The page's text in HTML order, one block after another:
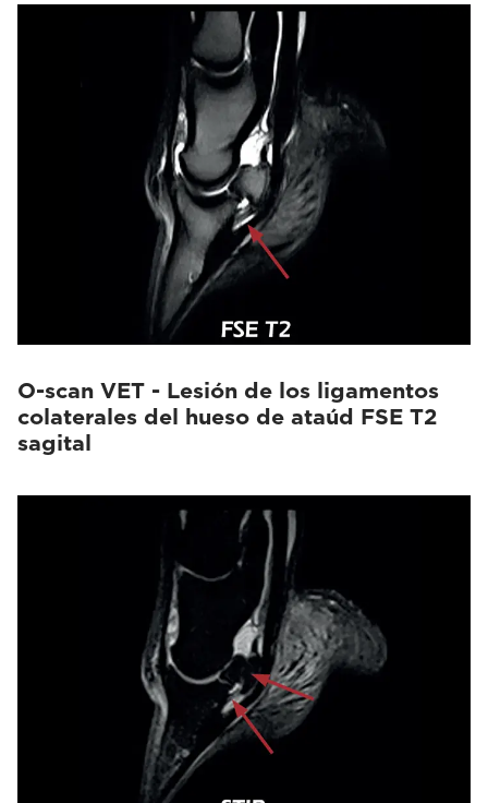
O-scan VET - Lesión de los ligamentos
colaterales del hueso de ataúd FSE T2
sagital